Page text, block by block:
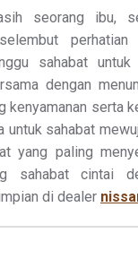
seorang ibu,
perhatian
sahabat
dengan
kenyamanan serta
untuk sahabat
yang paling
sahabat cintai
di dealer